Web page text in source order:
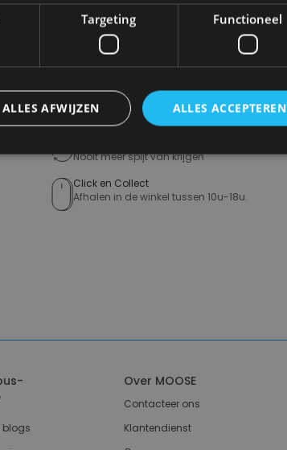
Levering 2-3 Werkdagen
Gratis verzending in België
Vanaf €75,00
Nooit meer spijt van krijgen
Click en Collect
Afhalen in de winkel tussen 10u-18u.
blogs
Over MOOSE
Contacteer ons
Klantendienst
Targeting Functioneel
ALLES ACCEPTEREN
ALLES AFWIJZEN